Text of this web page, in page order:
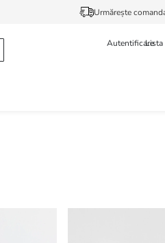
Urmărește
AutentificareLista